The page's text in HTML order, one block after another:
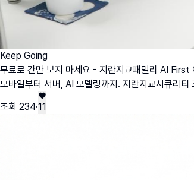
Keep Going
무료로 간만 보지 마세요 - 지란지교패밀리 AI
모바일부터 서버, AI 모델링까지. 지란지교시큐리
조회 234·11